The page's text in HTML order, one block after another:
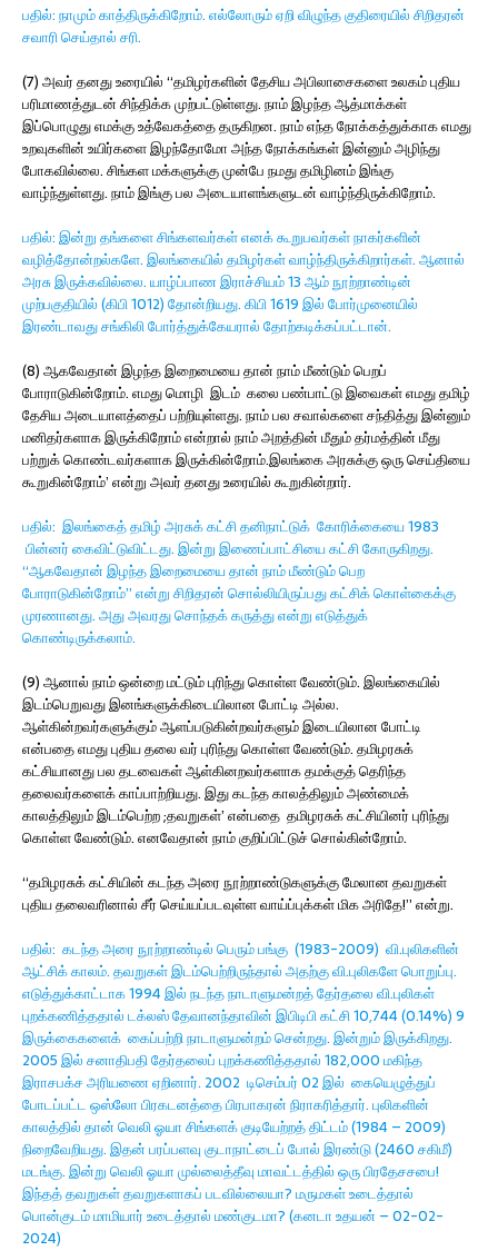
பதில்: நாமும் காத்திருக்கிறோம். எல்லோரும் ஏறி விழுந்த குதிரையில் சிறிதரன்
சவாரி செய்தால் சரி.
(7) அவர் தனது உரையில் “தமிழர்களின் தேசிய அபிலாசைகளை உலகம் புதிய
பரிமாணத்துடன் சிந்திக்க முற்பட்டுள்ளது. நாம் இழந்த ஆத்மாக்கள்
இப்பொழுது எமக்கு உத்வேகத்தை தருகிறன. நாம் எந்த நோக்கத்துக்காக எமது
உறவுகளின் உயிர்களை இழந்தோமோ அந்த நோக்கங்கள் இன்னும் அழிந்து
போகவில்லை. சிங்கள மக்களுக்கு முன்பே நமது தமிழினம் இங்கு
வாழ்ந்துள்ளது. நாம் இங்கு பல அடையாளங்களுடன் வாழ்ந்திருக்கிறோம்.
பதில்: இன்று தங்களை சிங்களவர்கள் எனக் கூறுபவர்கள் நாகர்களின்
வழித்தோன்றல்களே. இலங்கையில் தமிழர்கள் வாழ்ந்திருக்கிறார்கள். ஆனால்
அரசு இருக்கவில்லை. யாழ்ப்பாண இராச்சியம் 13 ஆம் நூற்றாண்டின்
முற்பகுதியில் (கிபி 1012) தோன்றியது. கிபி 1619 இல் போர்முனையில்
இரண்டாவது சங்கிலி போர்த்துக்கேயரால் தோற்கடிக்கப்பட்டான்.
(8) ஆகவேதான் இழந்த இறைமையை தான் நாம் மீண்டும் பெறப்
போராடுகின்றோம். எமது மொழி இடம் கலை பண்பாட்டு இவைகள் எமது தமிழ்
தேசிய அடையாளத்தைப் பற்றியுள்ளது. நாம் பல சவால்களை சந்தித்து இன்னும்
மனிதர்களாக இருக்கிறோம் என்றால் நாம் அறத்தின் மீதும் தர்மத்தின் மீது
பற்றுக் கொண்டவர்களாக இருக்கின்றோம்.இலங்கை அரசுக்கு ஒரு செய்தியை
கூறுகின்றோம்’ என்று அவர் தனது உரையில் கூறுகின்றார்.
பதில்: இலங்கைத் தமிழ் அரசுக் கட்சி தனிநாட்டுக் கோரிக்கையை 1983
பின்னர் கைவிட்டுவிட்டது. இன்று இணைப்பாட்சியை கட்சி கோருகிறது.
“ஆகவேதான் இழந்த இறைமையை தான் நாம் மீண்டும் பெற
போராடுகின்றோம்” என்று சிறிதரன் சொல்லியிருப்பது கட்சிக் கொள்கைக்கு
முரணானது. அது அவரது சொந்தக் கருத்து என்று எடுத்துக்
கொண்டிருக்கலாம்.
(9) ஆனால் நாம் ஒன்றை மட்டும் புரிந்து கொள்ள வேண்டும். இலங்கையில்
இடம்பெறுவது இனங்களுக்கிடையிலான போட்டி அல்ல.
ஆள்கின்றவர்களுக்கும் ஆளப்படுகின்றவர்களும் இடையிலான போட்டி
என்பதை எமது புதிய தலை வர் புரிந்து கொள்ள வேண்டும். தமிழரசுக்
கட்சியானது பல தடவைகள் ஆள்கினறவர்களாக தமக்குத் தெரிந்த
தலைவர்களைக் காப்பாற்றியது. இது கடந்த காலத்திலும் அண்மைக்
காலத்திலும் இடம்பெற்ற ;தவறுகள்’ என்பதை தமிழரசுக் கட்சியினர் புரிந்து
கொள்ள வேண்டும். எனவேதான் நாம் குறிப்பிட்டுச் சொல்கின்றோம்.
“தமிழரசுக் கட்சியின் கடந்த அரை நூற்றாண்டுகளுக்கு மேலான தவறுகள்
புதிய தலைவரினால் சீர் செய்யப்படவுள்ள வாய்ப்புக்கள் மிக அரிதே!” என்று.
பதில்: கடந்த அரை நூற்றாண்டில் பெரும் பங்கு (1983-2009) வி.புலிகளின்
ஆட்சிக் காலம். தவறுகள் இடம்பெற்றிருந்தால் அதற்கு வி.புலிகளே பொறுப்பு.
எடுத்துக்காட்டாக 1994 இல் நடந்த நாடாளுமன்றத் தேர்தலை வி.புலிகள்
புறக்கணித்ததால் டக்லஸ் தேவானந்தாவின் இபிடிபி கட்சி 10,744 (0.14%) 9
இருக்கைகளைக் கைப்பற்றி நாடாளுமன்றம் சென்றது. இன்றும் இருக்கிறது.
2005 இல் சனாதிபதி தேர்தலைப் புறக்கணித்ததால் 182,000 மகிந்த
இராசபக்ச அரியணை ஏறினார். 2002 டிசெம்பர் 02 இல் கையெழுத்துப்
போடப்பட்ட ஒஸ்லோ பிரகடனத்தை பிரபாகரன் நிராகரித்தார். புலிகளின்
காலத்தில் தான் வெலி ஓயா சிங்களக் குடியேற்றத் திட்டம் (1984 – 2009)
நிறைவேறியது. இதன் பரப்பளவு குடாநாட்டைப் போல் இரண்டு (2460 சகிமீ)
மடங்கு. இன்று வெலி ஓயா முல்லைத்தீவு மாவட்டத்தில் ஒரு பிரதேசசபை!
இந்தத் தவறுகள் தவறுகளாகப் படவில்லையா? மருமகள் உடைத்தால்
பொன்குடம் மாமியார் உடைத்தால் மண்குடமா? (கனடா உதயன் – 02-02-
2024)